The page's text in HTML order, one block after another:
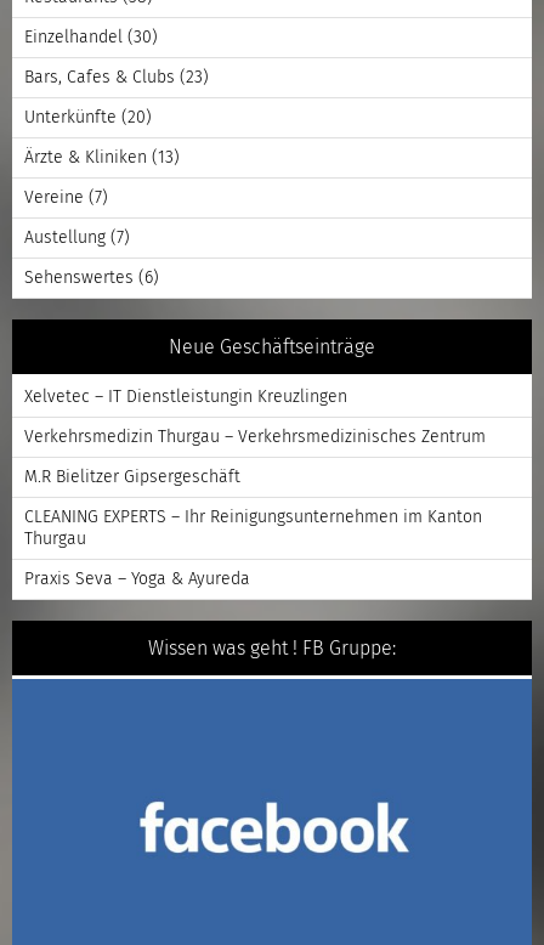
Einzelhandel (30)
Bars, Cafes & Clubs (23)
Unterkünfte (20)
Ärzte & Kliniken (13)
Vereine (7)
Austellung (7)
Sehenswertes (6)
Neue Geschäftseinträge
Xelvetec – IT Dienstleistungin Kreuzlingen
Verkehrsmedizin Thurgau – Verkehrsmedizinisches Zentrum
M.R Bielitzer Gipsergeschäft
CLEANING EXPERTS – Ihr Reinigungsunternehmen im Kanton
Thurgau
Praxis Seva – Yoga & Ayureda
Wissen was geht ! FB Gruppe: